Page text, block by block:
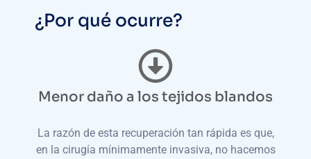
¿Por qué ocurre?
Menor daño a los tejidos blandos
La razón de esta recuperación tan rápida es que,
en la cirugía mínimamente invasiva, no hacemos